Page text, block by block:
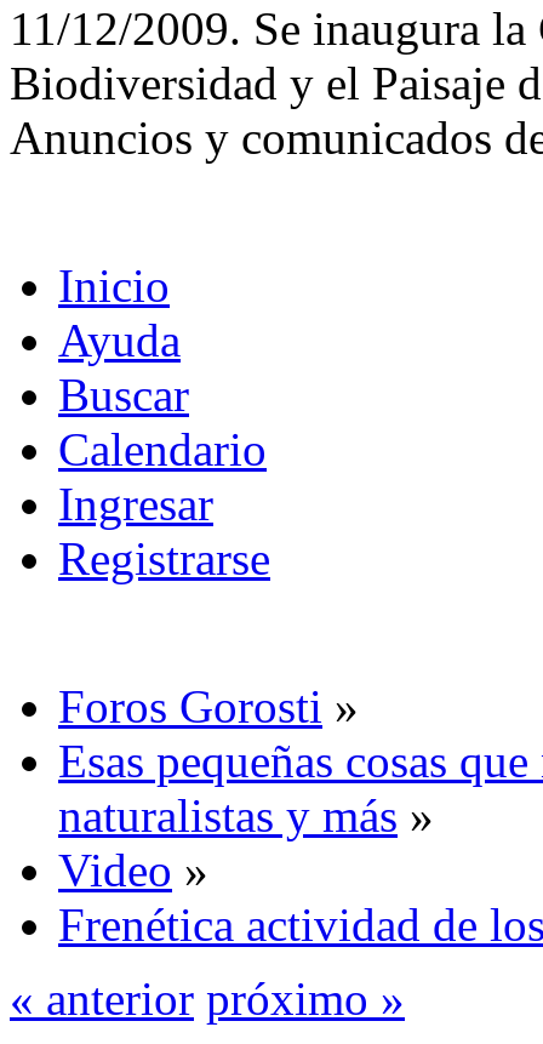
11/12/2009. Se inaugura
Biodiversidad y el Paisaje
Anuncios y comunicados
Inicio
Ayuda
Buscar
Calendario
Ingresar
Registrarse
Foros Gorosti »
Esas pequeñas cosas
naturalistas y más »
Video »
Frenética actividad de
« anterior próximo »